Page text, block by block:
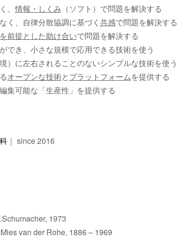
、情報・しくみ （ソフト）で問題を解決する
く、自律分散協調に基づく 共感で問題を解決する
前提とした助け合いで問題を解決する
でき、小さな規模で応用できる技術を使う
）に左右されることのないシンプルな技術を使う
オープンな技術とプラットフォームを提供する
集可能な「生産性」を提供する
｜ since 2016
1973
van der Rohe, 1886 – 1969